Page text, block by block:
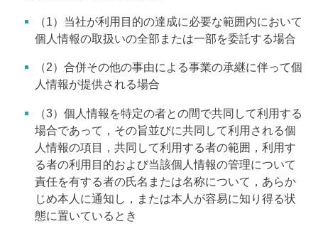
（1）当社が利用目的の達成に必要な範囲内において
個人情報の取扱いの全部または一部を委託する場合
（2）合併その他の事由による事業の承継に伴って個
人情報が提供される場合
（3）個人情報を特定の者との間で共同して利用する
場合であって，その旨並びに共同して利用される個
人情報の項目，共同して利用する者の範囲，利用す
る者の利用目的および当該個人情報の管理について
責任を有する者の氏名または名称について，あらか
じめ本人に通知し，または本人が容易に知り得る状
態に置いているとき